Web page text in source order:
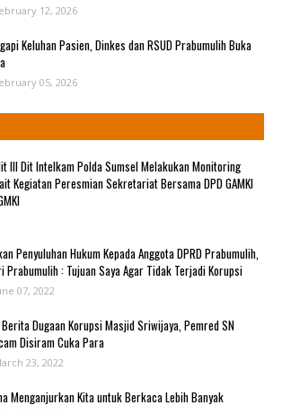
12, 2026
Keluhan Pasien, Dinkes dan RSUD Prabumulih Buka
05, 2026
III Dit Intelkam Polda Sumsel Melakukan Monitoring
Kegiatan Peresmian Sekretariat Bersama DPD GAMKI
Penyuluhan Hukum Kepada Anggota DPRD Prabumulih,
Prabumulih : Tujuan Saya Agar Tidak Terjadi Korupsi
07, 2022
Dugaan Korupsi Masjid Sriwijaya, Pemred SN
Disiram Cuka Para
23, 2022
Menganjurkan Kita untuk Berkaca Lebih Banyak